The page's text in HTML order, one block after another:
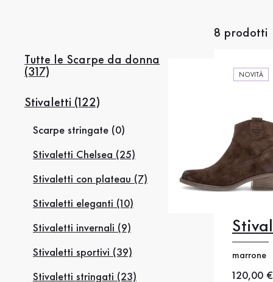
Tutte le Scarpe da donna
(317)
Stivaletti (122)
Scarpe stringate (0)
Stivaletti Chelsea (25)
Stivaletti con plateau (7)
Stivaletti eleganti (10)
Stivaletti invernali (9)
Stivaletti sportivi (39)
Stivaletti stringati (23)
8 prodotti
NOVITÀ
marrone
Nuovo
120,00 €
35
38